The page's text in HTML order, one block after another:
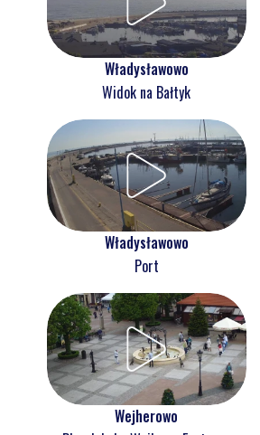
Władysławowo
Widok na Bałtyk
Władysławowo
Port
Wejherowo